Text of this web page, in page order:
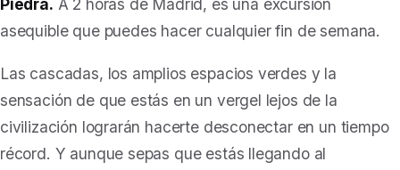
Piedra. A 2 horas de Madrid, es una excursión
asequible que puedes hacer cualquier fin de semana.
Las cascadas, los amplios espacios verdes y la
sensación de que estás en un vergel lejos de la
civilización lograrán hacerte desconectar en un tiempo
récord. Y aunque sepas que estás llegando al